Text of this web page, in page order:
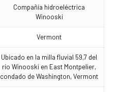
Compañía hidroeléctrica
Winooski
Vermont
Ubicado en la milla fluvial 59,7 del
río Winooski en East Montpelier,
condado de Washington, Vermont